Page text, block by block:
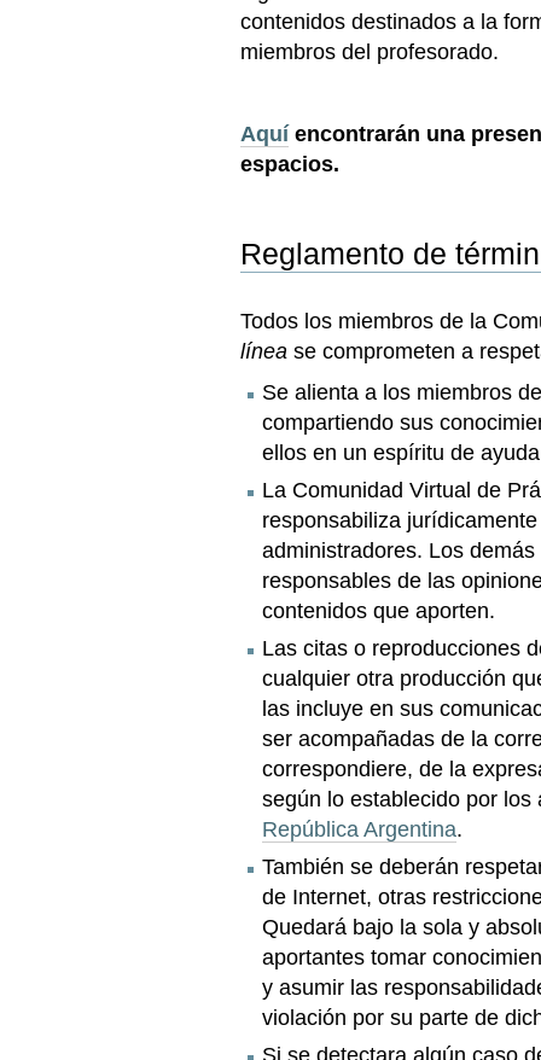
contenidos destinados a la
miembros del profesorado.
Aquíencontrarán una
espacios.
Reglamento de
Todos los miembros de la
línea se comprometen a
Se alienta a los miembros
compartiendo sus
ellos en un espíritu de
La Comunidad Virtual de
responsabiliza
administradores. Los
responsables de las
contenidos que aporten.
Las citas o reproducciones
cualquier otra producción
las incluye en sus
ser acompañadas de la
correspondiere, de la
según lo establecido por
República Argentina.
También se deberán
de Internet, otras
Quedará bajo la sola y
aportantes tomar
y asumir las
violación por su parte de
Si se detectara algún caso